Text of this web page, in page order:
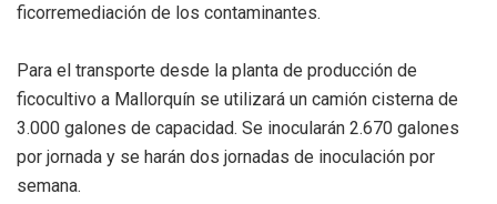
ficorremediación de los contaminantes.
Para el transporte desde la planta de producción de
ficocultivo a Mallorquín se utilizará un camión cisterna de
3.000 galones de capacidad. Se inocularán 2.670 galones
por jornada y se harán dos jornadas de inoculación por
semana.